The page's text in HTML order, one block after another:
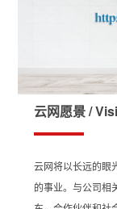
云网愿景 /
云网将以长远的眼
的事业。与公司相